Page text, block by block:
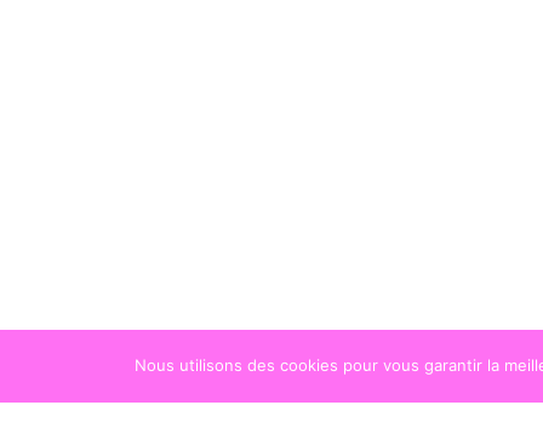
Nous utilisons des cookies pour vous garantir la